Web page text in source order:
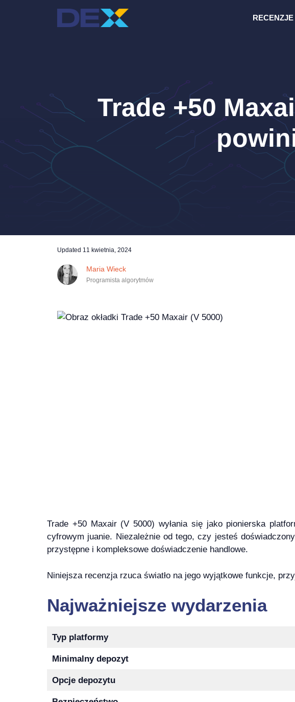
RECENZJE
Trade +50
Updated 11 kwietnia, 2024
Maria Wieck
Programista algorytmów
Trade +50 Maxair (V 5000) wyłania się jako pionierska
cyfrowym juanie. Niezależnie od tego, czy jesteś
przystępne i kompleksowe doświadczenie handlowe.
Niniejsza recenzja rzuca światło na jego wyjątkowe funkcje,
Najważniejsze wydarzenia
Typ platformy
Minimalny depozyt
Opcje depozytu